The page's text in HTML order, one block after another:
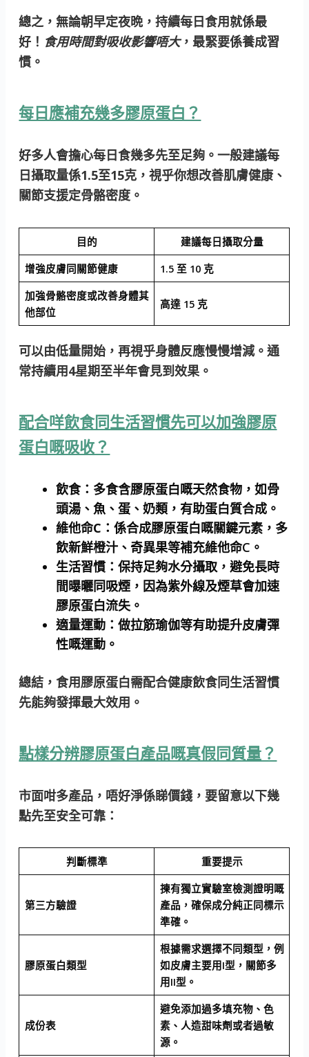
總之，無論朝早定夜晩，持續每日食用就係最
好！ 食用時間對吸收影響唔大，最緊要係養成習
慣。
每日應補充幾多膠原蛋白？
好多人會擔心每日食幾多先至足夠。一般建議每
日攝取量係1.5至15克 ，視乎你想改善肌膚健康、
關節支援定骨骼密度。
目的
建議每日攝取分量
增強皮膚同關節健康
1.5 至 10 克
加強骨骼密度或改善身體其
他部位
高達 15 克
可以由低量開始，再視乎身體反應慢慢增減。通
常持續用4星期至半年會見到效果。
配合咩飲食同生活習慣先可以加強膠原
蛋白嘅吸收？
飲食： 多食含膠原蛋白嘅天然食物，如骨
頭湯、魚、蛋、奶類，有助蛋白質合成。
維他命C：係合成膠原蛋白嘅關鍵元素，多
飲新鮮橙汁、奇異果等補充維他命C。
生活習慣：保持足夠水分攝取，避免長時
間曝曬同吸煙，因為紫外線及煙草會加速
膠原蛋白流失。
適量運動：做拉筋瑜伽等有助提升皮膚彈
性嘅運動。
總結，食用膠原蛋白需配合健康飲食同生活習慣
先能夠發揮最大效用。
點樣分辨膠原蛋白產品嘅真假同質量？
市面咁多產品，唔好淨係睇價錢，要留意以下幾
點先至安全可靠：
判斷標準 重要提示
第三方驗證
揀有獨立實驗室檢測證明嘅
產品，確保成分純正同標示
準確。
膠原蛋白類型
根據需求選擇不同類型，例
如皮膚主要用I型，關節多
用II型。
成份表
避免添加過多填充物、色
素、人造甜味劑或者過敏
源。